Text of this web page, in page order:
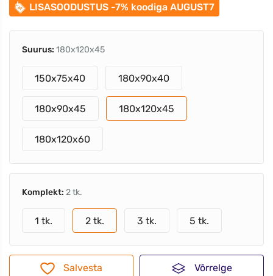
LISASOODUSTUS -7% koodiga AUGUST7
Suurus: 180x120x45
150x75x40 180x90x40
180x90x45 180x120x45
180x120x60
Komplekt: 2 tk.
1 tk. 2 tk. 3 tk. 5 tk.
Salvesta Võrrelge